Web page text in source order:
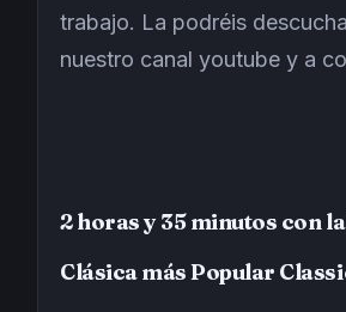
trabajo. La podréis
nuestro canal youtube y a
2 horas y 35 minutos con
Clásica más Popular